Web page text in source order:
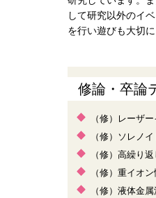
して研究以外のイ
を行い遊びも大切に
修論・卒論
（修）レーザ
（修）ソレノ
（修）高繰り
（修）重イオ
（修）液体金